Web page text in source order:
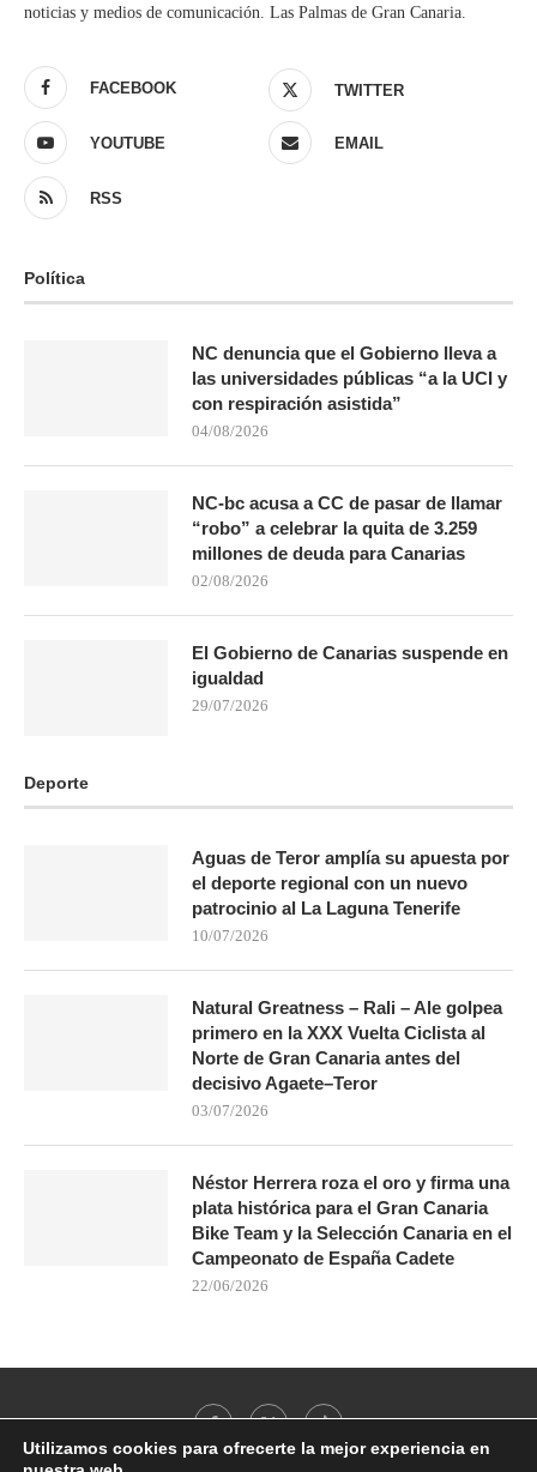
noticias y medios de comunicación. Las Palmas de Gran Canaria.
FACEBOOK TWITTER
YOUTUBE EMAIL
RSS
Política
NC denuncia que el Gobierno lleva a
las universidades públicas “a la UCI y
con respiración asistida”
04/08/2026
NC-bc acusa a CC de pasar de llamar
“robo” a celebrar la quita de 3.259
millones de deuda para Canarias
02/08/2026
El Gobierno de Canarias suspende en
igualdad
29/07/2026
Deporte
Aguas de Teror amplía su apuesta por
el deporte regional con un nuevo
patrocinio al La Laguna Tenerife
10/07/2026
Natural Greatness – Rali – Ale golpea
primero en la XXX Vuelta Ciclista al
Norte de Gran Canaria antes del
decisivo Agaete–Teror
03/07/2026
Néstor Herrera roza el oro y firma una
plata histórica para el Gran Canaria
Bike Team y la Selección Canaria en el
Campeonato de España Cadete
22/06/2026
Utilizamos cookies para ofrecerte la mejor experiencia en